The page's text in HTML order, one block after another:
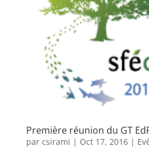
Première réunion du GT
par csirami | Oct 17, 2016|